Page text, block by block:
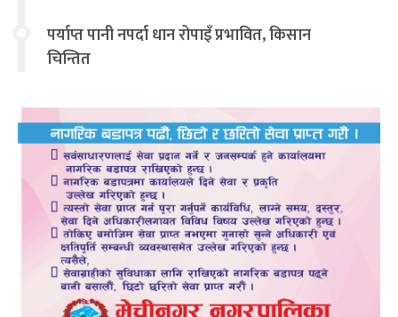
पर्याप्त पानी नपर्दा धान रोपाइँ प्रभावित, किसान
चिन्तित